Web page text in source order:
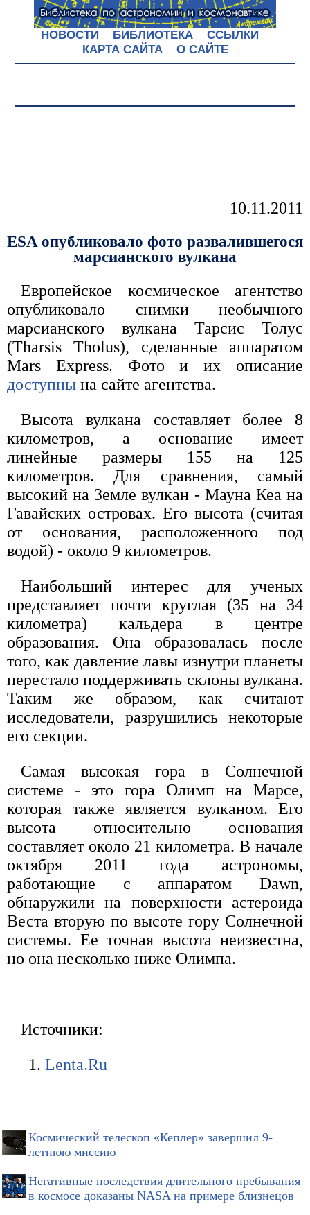
НОВОСТИ БИБЛИОТЕКА
ССЫЛКИ
КАРТА САЙТА
О САЙТЕ
10.11.2011
ESA опубликовало фото развалившегося
марсианского вулкана
Европейское космическое агентство
опубликовало снимки необычного
марсианского вулкана Тарсис Толус
(Tharsis Tholus), сделанные аппаратом
Mars Express. Фото и их описание
доступны на сайте агентства.
Высота вулкана составляет более 8
километров, а основание имеет
линейные размеры 155 на 125
километров. Для сравнения, самый
высокий на Земле вулкан - Мауна Кеа на
Гавайских островах. Его высота (считая
от основания, расположенного под
водой) - около 9 километров.
Наибольший интерес для ученых
представляет почти круглая (35 на 34
километра) кальдера в центре
образования. Она образовалась после
того, как давление лавы изнутри планеты
перестало поддерживать склоны вулкана.
Таким же образом, как считают
исследователи, разрушились некоторые
его секции.
Самая высокая гора в Солнечной
системе - это гора Олимп на Марсе,
которая также является вулканом. Его
высота относительно основания
составляет около 21 километра. В начале
октября 2011 года астрономы,
работающие с аппаратом Dawn,
обнаружили на поверхности астероида
Веста вторую по высоте гору Солнечной
системы. Ее точная высота неизвестна,
но она несколько ниже Олимпа.
Источники:
Lenta.Ru
Космический телескоп «Кеплер» завершил 9-
летнюю миссию
Негативные последствия длительного пребывания
в космосе доказаны NASA на примере близнецов